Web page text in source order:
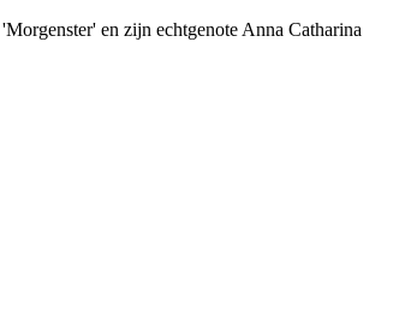
en zijn echtgenote Anna Catharina